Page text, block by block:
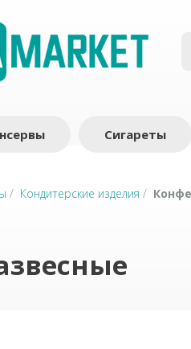
Сигареты
/ Кондитерские изделия /